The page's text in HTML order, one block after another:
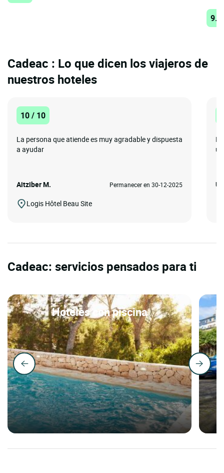
Cadeac : Lo que dicen los viajeros de
nuestros hoteles
10 / 10
La persona que atiende es muy agradable y dispuesta
a ayudar
Aitziber M. Permanecer en 30-12-2025
Logis Hôtel Beau Site
El
Cadeac: servicios pensados para ti
Hoteles con piscina